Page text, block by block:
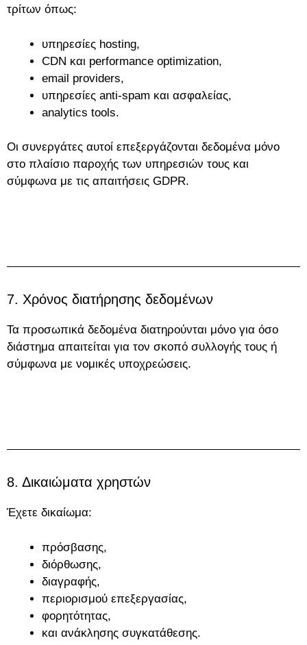
τρίτων όπως:
υπηρεσίες hosting,
CDN και performance optimization,
email providers,
υπηρεσίες anti-spam και ασφαλείας,
analytics tools.
Οι συνεργάτες αυτοί επεξεργάζονται δεδομένα μόνο
στο πλαίσιο παροχής των υπηρεσιών τους και
σύμφωνα με τις απαιτήσεις GDPR.
7. Χρόνος διατήρησης δεδομένων
Τα προσωπικά δεδομένα διατηρούνται μόνο για όσο
διάστημα απαιτείται για τον σκοπό συλλογής τους ή
σύμφωνα με νομικές υποχρεώσεις.
8. Δικαιώματα χρηστών
Έχετε δικαίωμα:
πρόσβασης,
διόρθωσης,
διαγραφής,
περιορισμού επεξεργασίας,
φορητότητας,
και ανάκλησης συγκατάθεσης.